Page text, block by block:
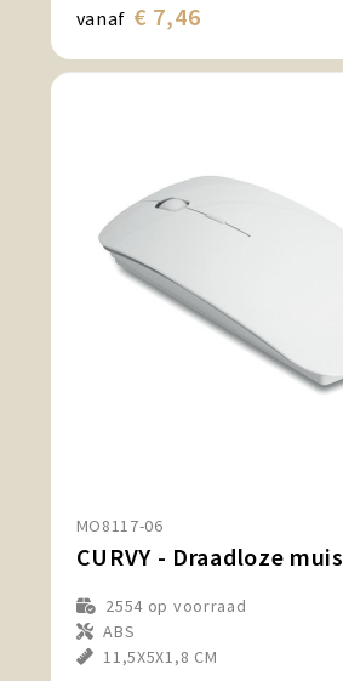
vanaf € 7,46
MO8117-06
CURVY - Draadloze muis
2554 op voorraad
ABS
11,5X5X1,8 CM